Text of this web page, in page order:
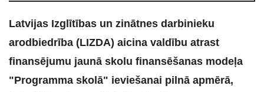
Latvijas Izglītības un zinātnes darbinieku
arodbiedrība (LIZDA) aicina valdību atrast
finansējumu jaunā skolu finansēšanas modeļa
"Programma skolā" ieviešanai pilnā apmērā,